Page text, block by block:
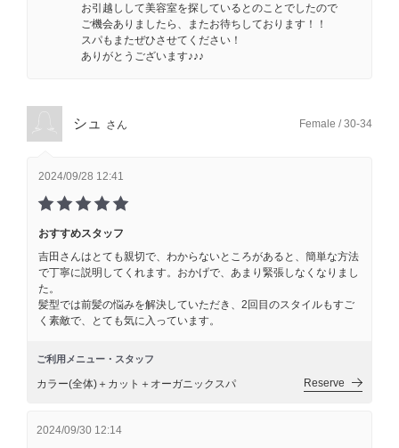
お引越しして美容室を探しているとのことでしたので
ご機会ありましたら、またお待ちしております！！
スパもまたぜひさせてください！
ありがとうございます♪♪♪
シュ さん Female / 30-34
2024/09/28 12:41
おすすめスタッフ
吉田さんはとても親切で、わからないところがあると、簡単な方法
で丁寧に説明してくれます。おかげで、あまり緊張しなくなりまし
た。
髪型では前髪の悩みを解決していただき、2回目のスタイルもすご
く素敵で、とても気に入っています。
ご利用メニュー・スタッフ
カラー(全体)＋カット＋オーガニックスパ Reserve
2024/09/30 12:14